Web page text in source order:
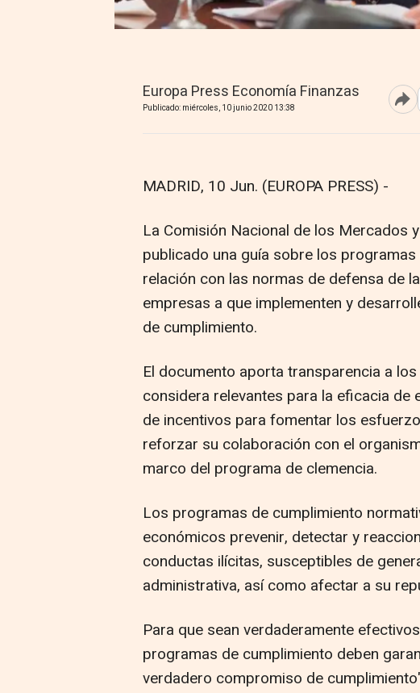
Europa Press Economía Finanzas
Publicado: miércoles, 10 junio 2020 13:38
MADRID, 10 Jun. (EUROPA PRESS) -
La Comisión Nacional de los Mercados
publicado una guía sobre los
relación con las normas de defensa de
empresas a que implementen y
de cumplimiento.
El documento aporta transparencia a
considera relevantes para la eficacia
de incentivos para fomentar los
reforzar su colaboración con el
marco del programa de clemencia.
Los programas de cumplimiento
económicos prevenir, detectar y
conductas ilícitas, susceptibles de
administrativa, así como afectar a su
Para que sean verdaderamente
programas de cumplimiento deben
verdadero compromiso de